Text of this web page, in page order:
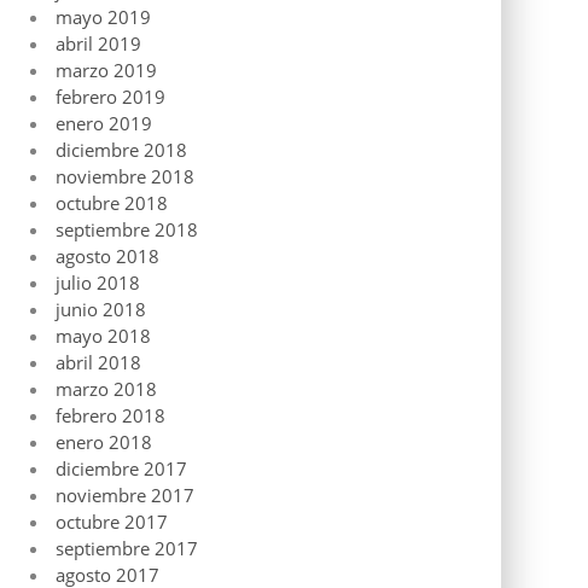
mayo 2019
abril 2019
marzo 2019
febrero 2019
enero 2019
diciembre 2018
noviembre 2018
octubre 2018
septiembre 2018
agosto 2018
julio 2018
junio 2018
mayo 2018
abril 2018
marzo 2018
febrero 2018
enero 2018
diciembre 2017
noviembre 2017
octubre 2017
septiembre 2017
agosto 2017